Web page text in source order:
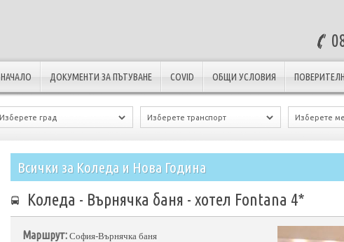
НАЧАЛО ДОКУМЕНТИ ЗА ПЪТУВАНЕ COVID ОБЩИ УСЛОВИЯ
Всички за Коледа и Нова Година
Коледа - Върнячка баня - хотел Fontana 4*
Маршрут: София-Върнячка баня